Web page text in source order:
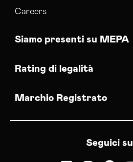
Careers
Siamo presenti su MEPA
Rating di legalità
Marchio Registrato
Seguici su